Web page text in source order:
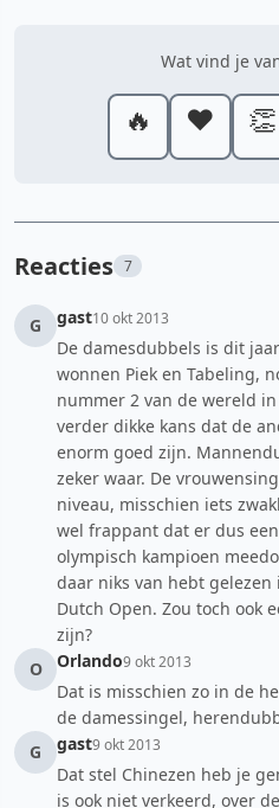
Wat vind je
🔥 ❤️ 👏
Reacties 7
G gast10 okt 2013
De damesdubbels is dit
wonnen Piek en Tabeling,
nummer 2 van de wereld
verder dikke kans dat de
enorm goed zijn.
zeker waar. De
niveau, misschien iets
wel frappant dat er dus
olympisch kampioen
daar niks van hebt
Dutch Open. Zou toch ook
zijn?
O
Orlando9 okt 2013
Dat is misschien zo in de
de damessingel,
G
gast9 okt 2013
Dat stel Chinezen heb je
is ook niet verkeerd, over